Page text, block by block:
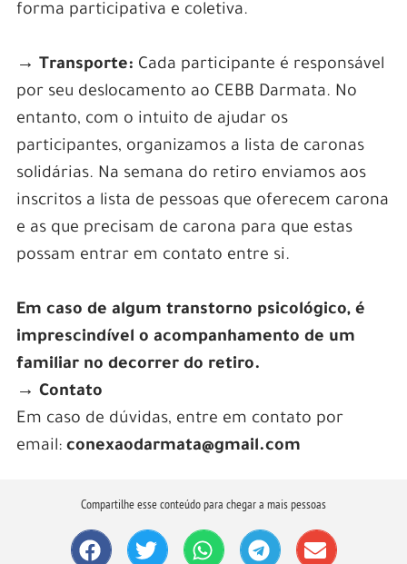
forma participativa e coletiva.
→ Transporte: Cada participante é responsável
por seu deslocamento ao CEBB Darmata. No
entanto, com o intuito de ajudar os
participantes, organizamos a lista de caronas
solidárias. Na semana do retiro enviamos aos
inscritos a lista de pessoas que oferecem carona
e as que precisam de carona para que estas
possam entrar em contato entre si.
Em caso de algum transtorno psicológico, é
imprescindível o acompanhamento de um
familiar no decorrer do retiro.
→ Contato
Em caso de dúvidas, entre em contato por
email: conexaodarmata@gmail.com
Compartilhe esse conteúdo para chegar a mais pessoas